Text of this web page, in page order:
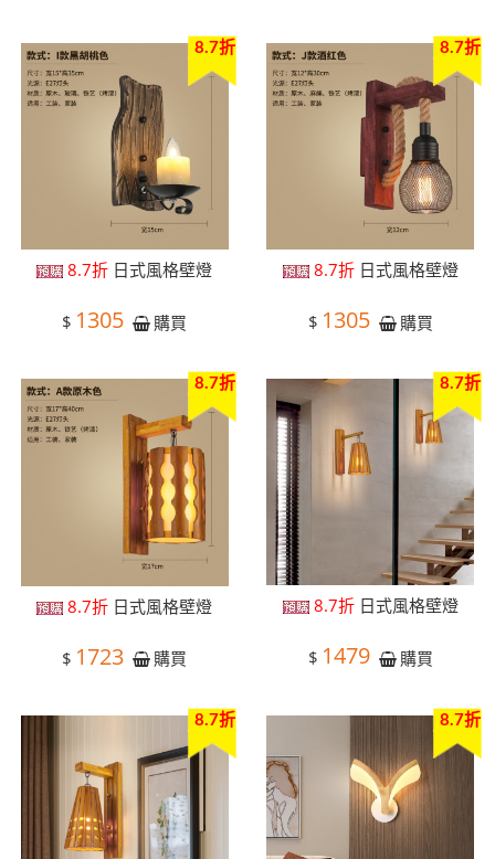
8.7折
8.7折 日式風格壁燈
$ 1305 購買
8.7折
8.7折日式風格壁燈
$ 1305 購買
8.7折
8.7折 日式風格壁燈
$ 1723 購買
8.7折
8.7折日式風格壁燈
$ 1479 購買
8.7折 8.7折